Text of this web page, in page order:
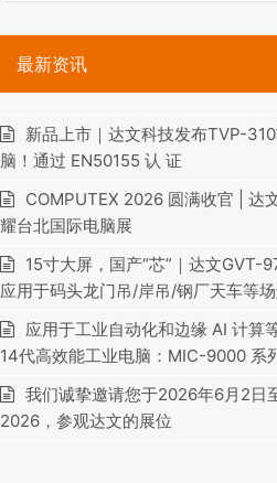
最新资讯
新品上市｜达文科技发布TVP-
脑！通过 EN50155 认 证
COMPUTEX 2026 圆满收官 | 达
耀台北国际电脑展
15寸大屏，国产“芯”｜达文GVT-
应用于码头龙门吊/岸吊/钢厂天车等
应用于工业自动化和边缘 AI 计算
14代高效能工业电脑：MIC-9000 系
我们诚挚邀请您于2026年6月2日
2026，参观达文的展位